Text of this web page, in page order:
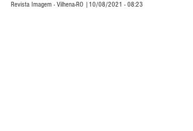
Revista Imagem - Vilhena-RO |10/08/2021 - 08:23